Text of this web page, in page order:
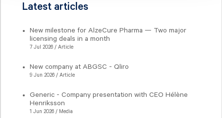
Latest articles
New milestone for AlzeCure Pharma — Two major
licensing deals in a month
7 Jul 2026 / Article
New company at ABGSC - Qliro
9 Jun 2026 / Article
Generic - Company presentation with CEO Hélène
Henriksson
1 Jun 2026 / Media